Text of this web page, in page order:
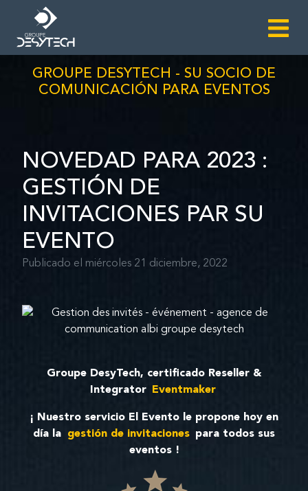
GROUPE DESYTECH - SU SOCIO DE
COMUNICACIÓN PARA EVENTOS
NOVEDAD PARA 2023 :
GESTIÓN DE
INVITACIONES PAR SU
EVENTO
Publicado el miércoles 21 diciembre, 2022
Groupe DesyTech, certificado Reseller &
Integrator
Eventmaker
¡ Nuestro servicio El Evento le propone hoy en
día la
gestión de invitaciones para todos sus
eventos !